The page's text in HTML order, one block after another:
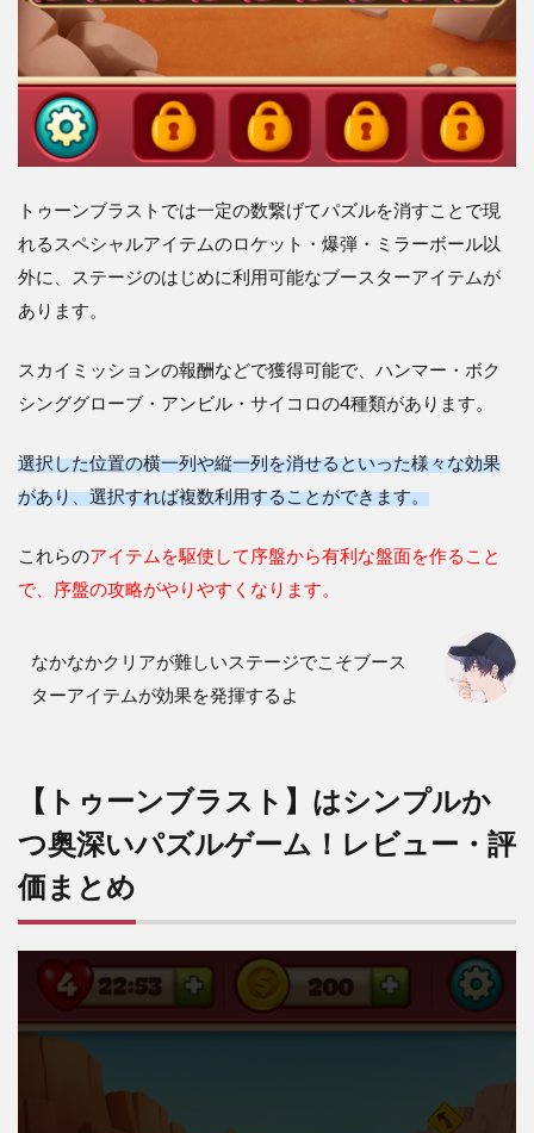
トゥーンブラストでは一定の数繋げてパズルを消すことで現
れるスペシャルアイテムのロケット・爆弾・ミラーボール以
外に、ステージのはじめに利用可能なブースターアイテムが
あります。
スカイミッションの報酬などで獲得可能で、ハンマー・ボク
シンググローブ・アンビル・サイコロの4種類があります。
選択した位置の横一列や縦一列を消せるといった様々な効果
があり、選択すれば複数利用することができます。
これらのアイテムを駆使して序盤から有利な盤面を作ること
で、序盤の攻略がやりやすくなります。
なかなかクリアが難しいステージでこそブース
ターアイテムが効果を発揮するよ
【トゥーンブラスト】はシンプルか
つ奥深いパズルゲーム！レビュー・評
価まとめ